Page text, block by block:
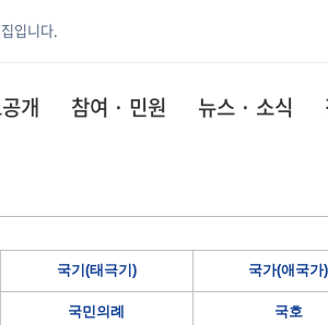
입니다.
개 참여 · 민원 뉴스 · 소식
국기(태극기) 국가(애국가)
국민의례 국호